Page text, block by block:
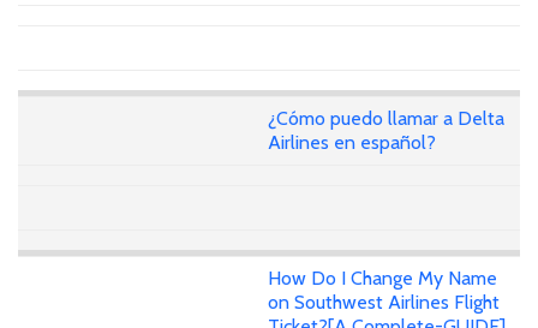
¿Cómo puedo llamar a Delta
Airlines en español?
How Do I Change My Name
on Southwest Airlines Flight